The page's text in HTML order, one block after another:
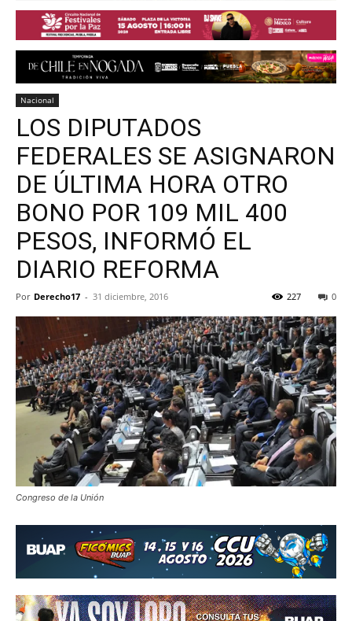
Nacional
LOS DIPUTADOS
FEDERALES SE ASIGNARON
DE ÚLTIMA HORA OTRO
BONO POR 109 MIL 400
PESOS, INFORMÓ EL
DIARIO REFORMA
Por Derecho17 - 31 diciembre, 2016 0
227
Congreso de la Unión